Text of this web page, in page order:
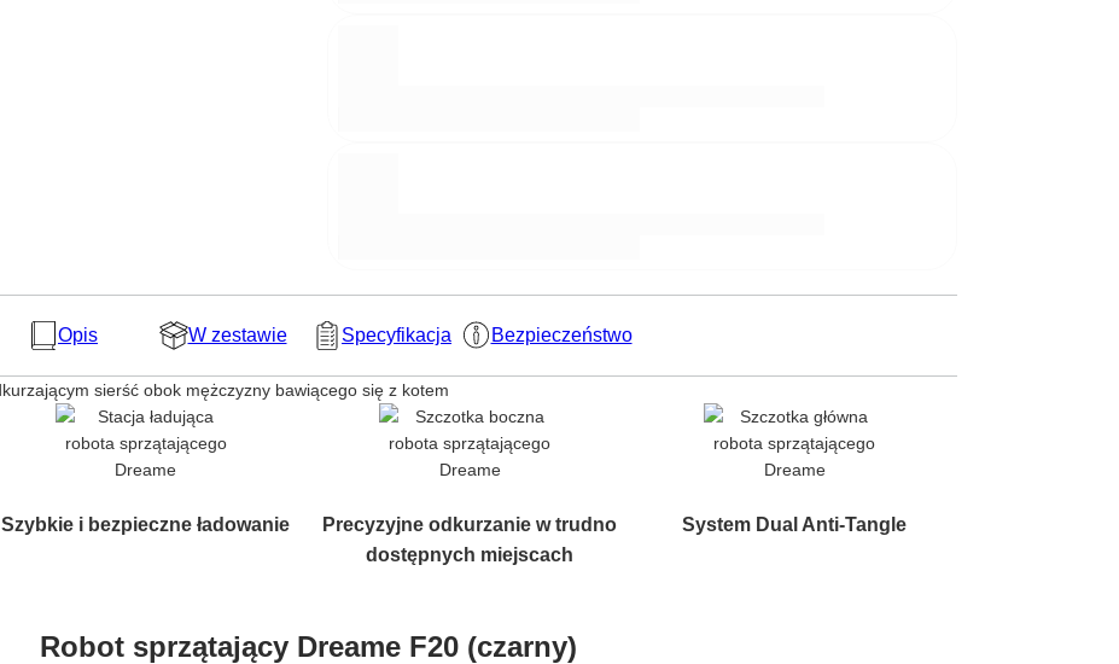
Opis W zestawie Specyfikacja Bezpieczeństwo
Szybkie i bezpieczne ładowanie
Precyzyjne odkurzanie w trudno
dostępnych miejscach
System Dual Anti-Tangle
Robot sprzątający Dreame F20 (czarny)